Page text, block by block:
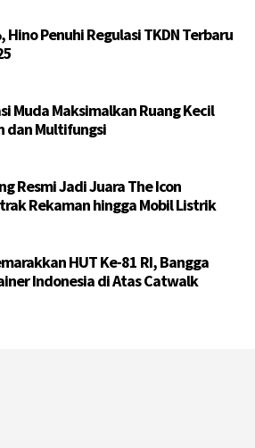
Hino Penuhi Regulasi TKDN Terbaru
Muda Maksimalkan Ruang Kecil
dan Multifungsi
Resmi Jadi Juara The Icon
Rekaman hingga Mobil Listrik
HUT Ke-81 RI, Bangga
Indonesia di Atas Catwalk